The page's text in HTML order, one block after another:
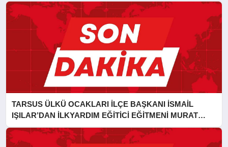
TARSUS ÜLKÜ OCAKLARI İLÇE BAŞKANI İSMAİL
IŞILAR’DAN İLKYARDIM EĞİTİCİ EĞİTMENİ MURAT
CAN FİDAN’A ZİYARET